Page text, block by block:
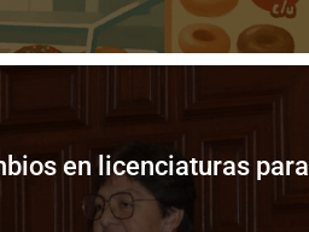
en licenciaturas para